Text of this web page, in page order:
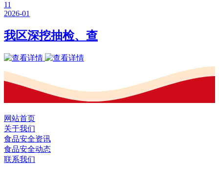
11
2026-01
我区深挖抽检、查
网站首页
关于我们
食品安全资讯
食品安全动态
联系我们